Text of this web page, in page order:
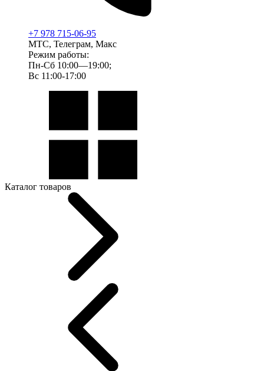
+7 978 715-06-95
МТС, Телеграм, Макс
Режим работы:
Пн-Сб 10:00—19:00;
Вс 11:00-17:00
Каталог товаров